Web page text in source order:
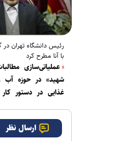
رئیس دانشگاه تهران
با آنا مطرح کرد
عملیاتی‌سازی
شهید» در حوزه آب
غذایی در دستور کار
ارسال نظر